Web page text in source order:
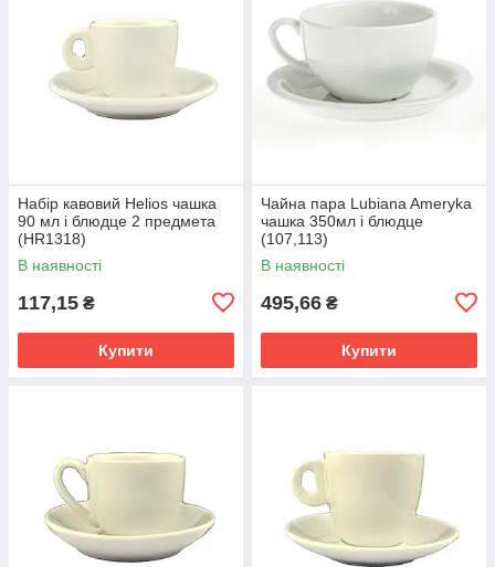
Набір кавовий Helios чашка
90 мл і блюдце 2 предмета
(HR1318)
В наявності
117,15 ₴
Купити
Чайна пара Lubiana Ameryka
чашка 350мл і блюдце
(107,113)
В наявності
495,66 ₴
Купити